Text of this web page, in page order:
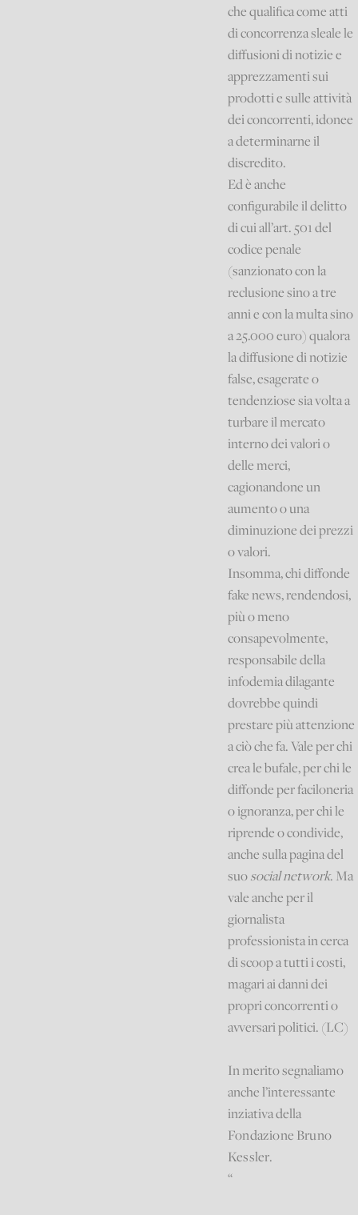
che qualifica come atti
di concorrenza sleale le
diffusioni di notizie e
apprezzamenti sui
prodotti e sulle attività
dei concorrenti, idonee
a determinarne il
discredito.
Ed è anche
configurabile il delitto
di cui all’art. 501 del
codice penale
(sanzionato con la
reclusione sino a tre
anni e con la multa sino
a 25.000 euro) qualora
la diffusione di notizie
false, esagerate o
tendenziose sia volta a
turbare il mercato
interno dei valori o
delle merci,
cagionandone un
aumento o una
diminuzione dei prezzi
o valori.
Insomma, chi diffonde
fake news, rendendosi,
più o meno
consapevolmente,
responsabile della
infodemia dilagante
dovrebbe quindi
prestare più attenzione
a ciò che fa. Vale per chi
crea le bufale, per chi le
diffonde per faciloneria
o ignoranza, per chi le
riprende o condivide,
anche sulla pagina del
suosocial network. Ma
vale anche per il
giornalista
professionista in cerca
di scoop a tutti i costi,
magari ai danni dei
propri concorrenti o
avversari politici. (LC)
In merito segnaliamo
anche l’interessante
inziativa della
Fondazione Bruno
Kessler.
“